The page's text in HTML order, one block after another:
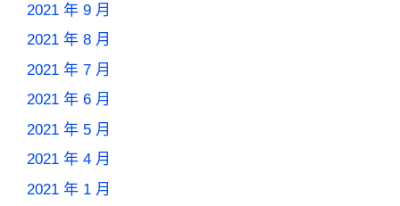
2021 年 9 月
2021 年 8 月
2021 年 7 月
2021 年 6 月
2021 年 5 月
2021 年 4 月
2021 年 1 月